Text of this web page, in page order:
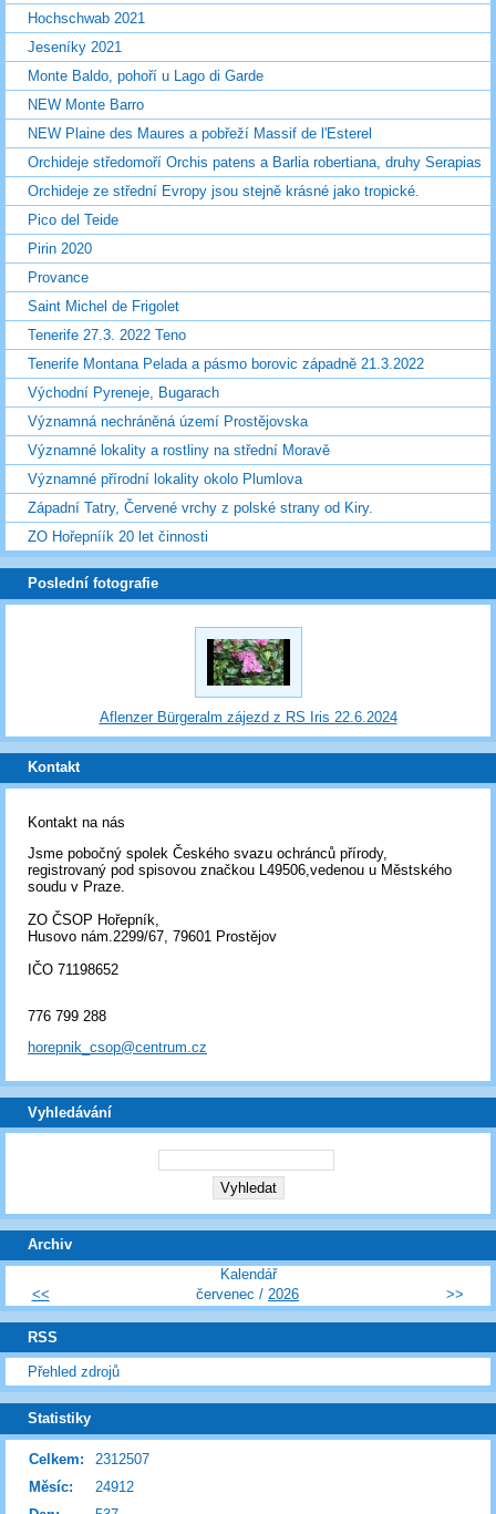
Hochschwab 2021
Jeseníky 2021
Monte Baldo, pohoří u Lago di Garde
NEW Monte Barro
NEW Plaine des Maures a pobřeží Massif de l'Esterel
Orchideje středomoří Orchis patens a Barlia robertiana, druhy Serapias
Orchideje ze střední Evropy jsou stejně krásné jako tropické.
Pico del Teide
Pirin 2020
Provance
Saint Michel de Frigolet
Tenerife 27.3. 2022 Teno
Tenerife Montana Pelada a pásmo borovic západně 21.3.2022
Východní Pyreneje, Bugarach
Významná nechráněná území Prostějovska
Významné lokality a rostliny na střední Moravě
Významné přírodní lokality okolo Plumlova
Západní Tatry, Červené vrchy z polské strany od Kiry.
ZO Hořepníík 20 let činnosti
Poslední fotografie
Aflenzer Bürgeralm zájezd z RS Iris 22.6.2024
Kontakt
Kontakt na nás
Jsme pobočný spolek Českého svazu ochránců přírody,
registrovaný pod spisovou značkou L49506,vedenou u Městského
soudu v Praze.
ZO ČSOP Hořepník,
Husovo nám.2299/67, 79601 Prostějov
IČO 71198652
776 799 288
horepnik_csop@centrum.cz
Vyhledávání
Archiv
Kalendář
<<
červenec / 2026 >>
RSS
Přehled zdrojů
Statistiky
Celkem:
2312507
Měsíc:
24912